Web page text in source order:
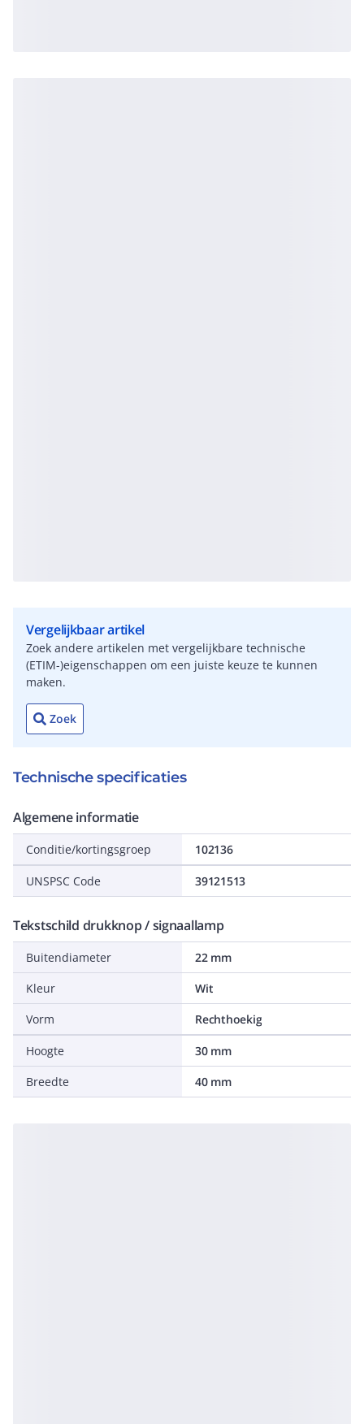
Vergelijkbaar artikel
Zoek andere artikelen met vergelijkbare technische
(ETIM-)eigenschappen om een juiste keuze te kunnen
maken.
Zoek
Technische specificaties
Algemene informatie
Conditie/kortingsgroep 102136
UNSPSC Code 39121513
Tekstschild drukknop / signaallamp
Buitendiameter
22 mm
Kleur
Wit
Vorm
Rechthoekig
Hoogte
30 mm
Breedte
40 mm